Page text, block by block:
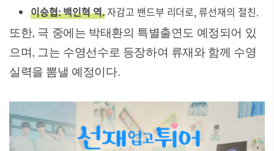
이승협: 백인혁 역.자감고 밴드부 리더로, 류선재의 절친.
또한, 극 중에는 박태환의 특별출연도 예정되어 있
으며, 그는 수영선수로 등장하여 류재와 함께 수영
실력을 뽐낼 예정이다.